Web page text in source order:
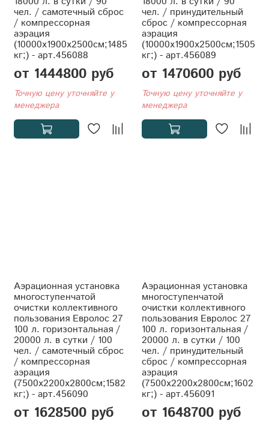
чел. / самотечный сброс
/ компрессорная
аэрация
(10000x1900x2500см;1485
кг;) - арт.456088
от 1444800 руб
Точную цену уточняйте у
менеджера
чел. / принудительный
сброс / компрессорная
аэрация
(10000x1900x2500см;1505
кг;) - арт.456089
от 1470600 руб
Точную цену уточняйте у
менеджера
Аэрационная установка
многоступенчатой
очистки коллективного
пользования Евролос 27
100 л. горизонтальная /
20000 л. в сутки / 100
чел. / самотечный сброс
/ компрессорная
аэрация
(7500x2200x2800см;1582
кг;) - арт.456090
от 1628500 руб
Аэрационная установка
многоступенчатой
очистки коллективного
пользования Евролос 27
100 л. горизонтальная /
20000 л. в сутки / 100
чел. / принудительный
сброс / компрессорная
аэрация
(7500x2200x2800см;1602
кг;) - арт.456091
от 1648700 руб